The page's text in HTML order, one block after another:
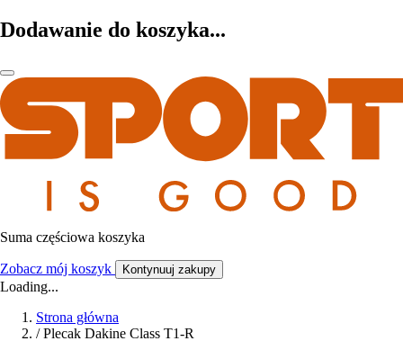
Dodawanie do koszyka...
Suma częściowa koszyka
Zobacz mój koszyk Kontynuuj zakupy
Loading...
Strona główna
/ Plecak Dakine Class T1-R